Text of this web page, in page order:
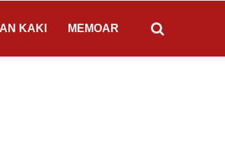
KAKI MEMOAR